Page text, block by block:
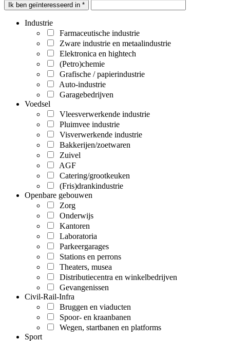
Ik ben geïnteresseerd in *
Industrie
Farmaceutische industrie
Zware industrie en metaalindustrie
Elektronica en hightech
(Petro)chemie
Grafische / papierindustrie
Auto-industrie
Garagebedrijven
Voedsel
Vleesverwerkende industrie
Pluimvee industrie
Visverwerkende industrie
Bakkerijen/zoetwaren
Zuivel
AGF
Catering/grootkeuken
(Fris)drankindustrie
Openbare gebouwen
Zorg
Onderwijs
Kantoren
Laboratoria
Parkeergarages
Stations en perrons
Theaters, musea
Distributiecentra en winkelbedrijven
Gevangenissen
Civil-Rail-Infra
Bruggen en viaducten
Spoor- en kraanbanen
Wegen, startbanen en platforms
Sport